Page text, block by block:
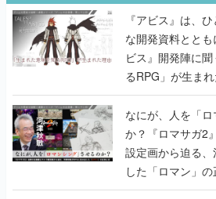
『アビス』は、
な開発資料とと
ビス』開発陣に
るRPG」が生ま
書】
なにが、人を「
か？『ロマサガ2
設定画から迫る
した「ロマン」
書】